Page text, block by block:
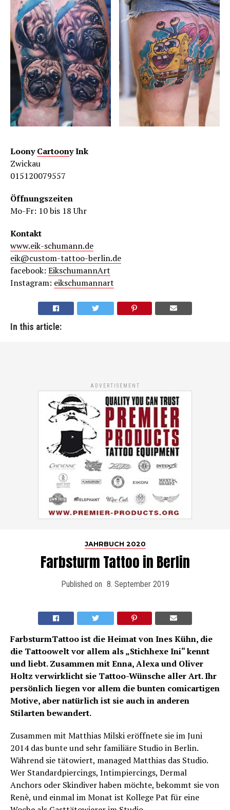
LoonyCartoony Ink
Zwickau
015120079557
Öffnungszeiten
Mo-Fr: 10 bis 18 Uhr
Kontakt
www.eik-schumann.de
eik@custom-tattoo-berlin.de
facebook: EikschumannArt
Instagram: eikschumannart
In this article:
ADVERTISEMENT
JAHRBUCH 2020
Farbsturm Tattoo in Berlin
Published on 8. September 2019
FarbsturmTattoo ist die Heimat von Ines Kühn, die
die Tattoowelt vor allem als „Stichhexe Ini“ kennt
und liebt. Zusammen mit Enna, Alexa und Oliver
Holtz verwirklicht sie Tattoo-Wünsche aller Art. Ihr
persönlich liegen vor allem die bunten comicartigen
Motive, aber natürlich ist sie auch in anderen
Stilarten bewandert.
Zusammen mit Matthias Milski eröffnete sie im Juni
2014 das bunte und sehr familiäre Studio in Berlin.
Während sie tätowiert, managed Matthias das Studio.
Wer Standardpiercings, Intimpiercings, Dermal
Anchors oder Skindiver haben möchte, bekommt sie von
Renè, und einmal im Monat ist Kollege Pat für eine